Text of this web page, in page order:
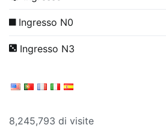
Ingresso N0
Ingresso N3
8,245,793 di visite